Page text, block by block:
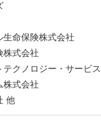
生命保険株式会社
株式会社
クノロジー・サービス
株式会社
他